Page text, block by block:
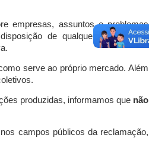
empresas, assuntos e problemas
de qualquer interessado,
serve ao próprio mercado. Além
produzidas, informamos que não
campos públicos da reclamação,